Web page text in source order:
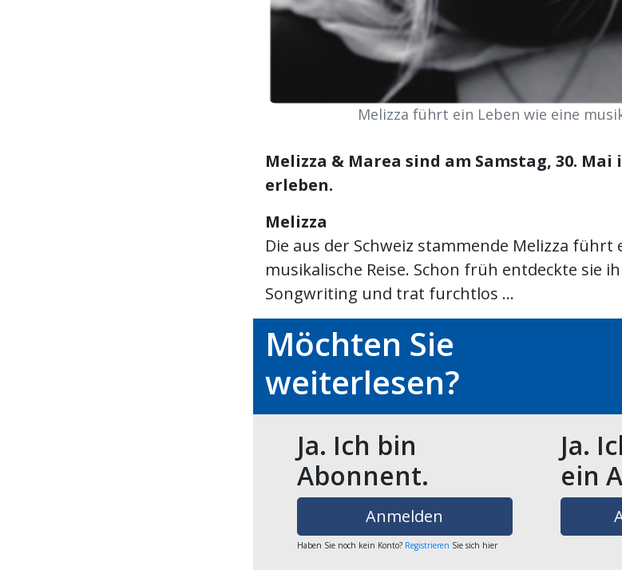
Melizza führt ein Leben wie eine
Melizza & Marea sind am Samstag, 30. Mai
erleben.
Melizza
Die aus der Schweiz stammende Melizza führt
musikalische Reise. Schon früh entdeckte sie
Songwriting und trat furchtlos ...
Möchten Sie
weiterlesen?
Ja. Ich bin
Abonnent.
Anmelden
Haben Sie noch kein Konto?Registrieren Sie sich hier
Ja.
ein